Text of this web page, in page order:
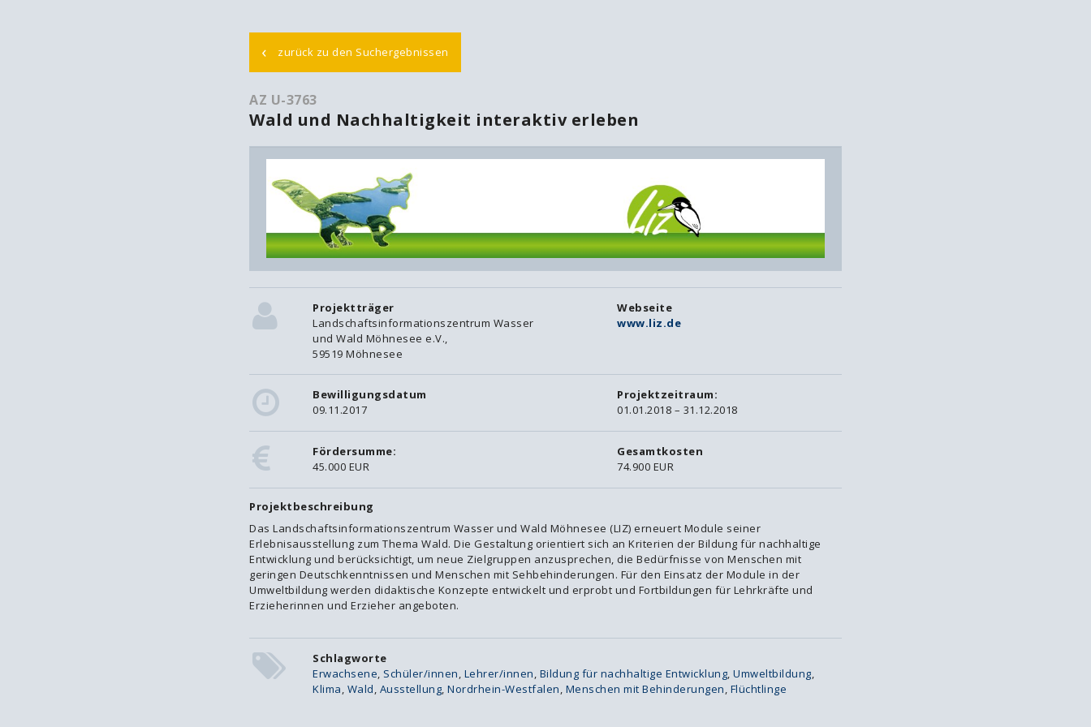
‹ zurück zu den Suchergebnissen
AZ U-3763
Wald und Nachhaltigkeit interaktiv erleben
Projektträger
Landschaftsinformationszentrum Wasser
und Wald Möhnesee e.V.,
59519 Möhnesee
Webseite
www.liz.de
Bewilligungsdatum
09.11.2017
Projektzeitraum:
01.01.2018 – 31.12.2018
Fördersumme:
45.000 EUR
Gesamtkosten
74.900 EUR
Projektbeschreibung
Das Landschaftsinformationszentrum Wasser und Wald Möhnesee (LIZ) erneuert Module seiner
Erlebnisausstellung zum Thema Wald. Die Gestaltung orientiert sich an Kriterien der Bildung für nachhaltige
Entwicklung und berücksichtigt, um neue Zielgruppen anzusprechen, die Bedürfnisse von Menschen mit
geringen Deutschkenntnissen und Menschen mit Sehbehinderungen. Für den Einsatz der Module in der
Umweltbildung werden didaktische Konzepte entwickelt und erprobt und Fortbildungen für Lehrkräfte und
Erzieherinnen und Erzieher angeboten.
Schlagworte
Erwachsene Schüler/innen Lehrer/innen Bildung für nachhaltige Entwicklung Umweltbildung
Klima Wald Ausstellung Nordrhein-Westfalen Menschen mit Behinderungen Flüchtlinge